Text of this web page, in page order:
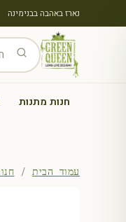
נארז באהבה בבנימינה
חנות מתנות
עמוד הבית/